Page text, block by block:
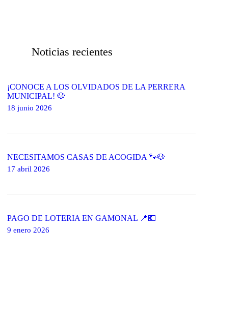
Noticias recientes
¡CONÓCE A LOS OLVIDADOS DE LA PERRERA
MUNICIPAL! 🐶
18 junio 2026
NECESITAMOS CASAS DE ACOGIDA 🐾🐶
17 abril 2026
PAGO DE LOTERIA EN GAMONAL 📍💶
9 enero 2026